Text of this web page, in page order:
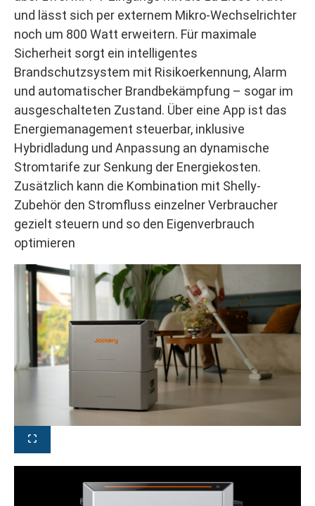
und lässt sich per externem Mikro-Wechselrichter
noch um 800 Watt erweitern. Für maximale
Sicherheit sorgt ein intelligentes
Brandschutzsystem mit Risikoerkennung, Alarm
und automatischer Brandbekämpfung – sogar im
ausgeschalteten Zustand. Über eine App ist das
Energiemanagement steuerbar, inklusive
Hybridladung und Anpassung an dynamische
Stromtarife zur Senkung der Energiekosten.
Zusätzlich kann die Kombination mit Shelly-
Zubehör den Stromfluss einzelner Verbraucher
gezielt steuern und so den Eigenverbrauch
optimieren